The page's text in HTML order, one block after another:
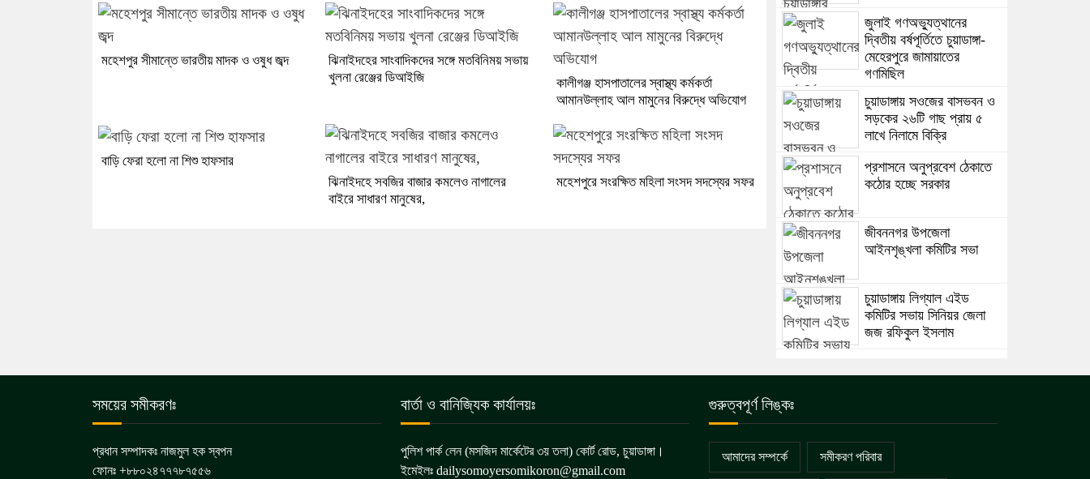
মহেশপুর সীমান্তে ভারতীয় মাদক ও ওষুধ জব্দ
ঝিনাইদহের সাংবাদিকদের সঙ্গে মতবিনিময় সভায়
খুলনা রেঞ্জের ডিআইজি
কালীগঞ্জ হাসপাতালের স্বাস্থ্য কর্মকর্তা
আমানউল্লাহ আল মামুনের বিরুদ্ধে অভিযোগ
বাড়ি ফেরা হলো না শিশু হাফসার
ঝিনাইদহে সবজির বাজার কমলেও নাগালের
বাইরে সাধারণ মানুষের,
মহেশপুরে সংরক্ষিত মহিলা সংসদ সদস্যের সফর
জুলাই গণঅভ্যুত্থানের
দ্বিতীয় বর্ষপূর্তিতে চুয়াডাঙ্গা-
মেহেরপুরে জামায়াতের
গণমিছিল
চুয়াডাঙ্গায় সওজের বাসভবন ও
সড়কের ২৬টি গাছ প্রায় ৫
লাখে নিলামে বিক্রি
প্রশাসনে অনুপ্রবেশ ঠেকাতে
কঠোর হচ্ছে সরকার
জীবননগর উপজেলা
আইনশৃঙ্খলা কমিটির সভা
চুয়াডাঙ্গায় লিগ্যাল এইড
কমিটির সভায় সিনিয়র জেলা
জজ রফিকুল ইসলাম
সময়ের সমীকরণঃ
প্রধান সম্পাদকঃ নাজমুল হক স্বপন
ফোনঃ +৮৮০২৪৭৭৭৮৭৫৫৬
বার্তা ও বানিজ্যিক কার্যালয়ঃ
পুলিশ পার্ক লেন (মসজিদ মার্কেটের ৩য় তলা) কোর্ট রোড, চুয়াডাঙ্গা।
ইমেইলঃ dailysomoyersomikoron@gmail.com
গুরুত্বপূর্ণ লিঙ্কঃ
আমাদের সম্পর্কে সমীকরণ পরিবার